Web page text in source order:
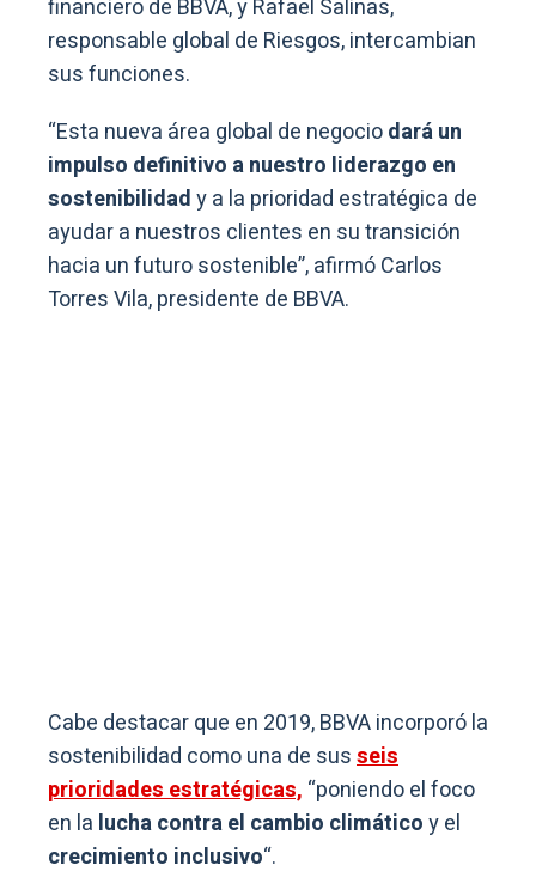
financiero de BBVA, y Rafael Salinas,
responsable global de Riesgos, intercambian
sus funciones.
“Esta nueva área global de negociodará un
impulso definitivo a nuestro liderazgo en
sostenibilidady a la prioridad estratégica de
ayudar a nuestros clientes en su transición
hacia un futuro sostenible”, afirmó Carlos
Torres Vila, presidente de BBVA.
Cabe destacar que en 2019, BBVA incorporó la
sostenibilidad como una de susseis
prioridades estratégicas, “poniendo el foco
en la lucha contra el cambio climáticoy el
crecimiento inclusivo“.